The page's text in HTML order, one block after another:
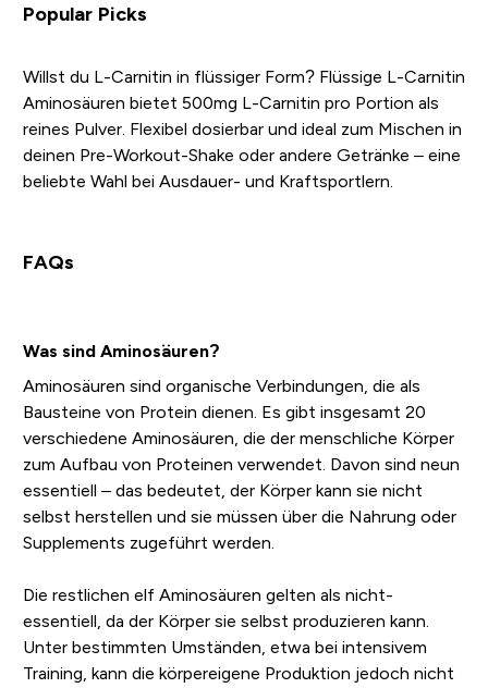
Popular Picks
Willst du L-Carnitin in flüssiger Form? Flüssige L-Carnitin
Aminosäuren bietet 500mg L-Carnitin pro Portion als
reines Pulver. Flexibel dosierbar und ideal zum Mischen in
deinen Pre-Workout-Shake oder andere Getränke – eine
beliebte Wahl bei Ausdauer- und Kraftsportlern.
FAQs
Was sind Aminosäuren?
Aminosäuren sind organische Verbindungen, die als
Bausteine von Protein dienen. Es gibt insgesamt 20
verschiedene Aminosäuren, die der menschliche Körper
zum Aufbau von Proteinen verwendet. Davon sind neun
essentiell – das bedeutet, der Körper kann sie nicht
selbst herstellen und sie müssen über die Nahrung oder
Supplements zugeführt werden.
Die restlichen elf Aminosäuren gelten als nicht-
essentiell, da der Körper sie selbst produzieren kann.
Unter bestimmten Umständen, etwa bei intensivem
Training, kann die körpereigene Produktion jedoch nicht